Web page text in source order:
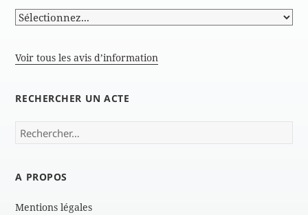
Voir tous les avis d’information
RECHERCHER UN ACTE
Rechercher :
A PROPOS
Mentions légales